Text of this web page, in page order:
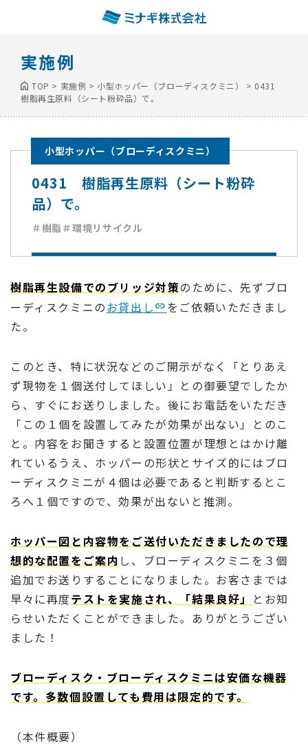
実施例
TOP > 実施例 > 小型ホッパー（ブローディスクミニ） > 0431
樹脂再生原料（シート粉砕品）で。
小型ホッパー（ブローディスクミニ）
0431 樹脂再生原料（シート粉砕
品）で。
＃樹脂 ＃環境リサイクル
樹脂再生設備でのブリッジ対策のために、先ずブロ
ーディスクミニのお貸出し
をご依頼いただきまし
た。
このとき、特に状況などのご開示がなく「とりあえ
ず現物を１個送付してほしい」との御要望でしたか
ら、すぐにお送りしました。後にお電話をいただき
「この１個を設置してみたが効果が出ない」とのこ
と。内容をお聞きすると設置位置が理想とはかけ離
れているうえ、ホッパーの形状とサイズ的にはブロ
ーディスクミニが４個は必要であると判断するとこ
ろへ１個ですので、効果が出ないと推測。
ホッパー図と内容物をご送付いただきましたので理
想的な配置をご案内 し、ブローディスクミニを３個
追加でお送りすることになりました。お客さまでは
早々に再度テストを実施され、「結果良好」
とお知
らせいただくことができました。ありがとうござい
ました！
ブローディスク・ブローディスクミニは安価な機器
です。多数個設置しても費用は限定的です。
（本件概要）